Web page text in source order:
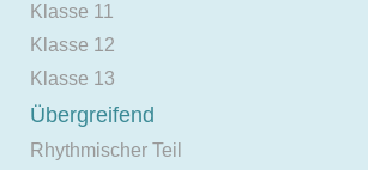
Klasse 11
Klasse 12
Klasse 13
Übergreifend
Rhythmischer Teil